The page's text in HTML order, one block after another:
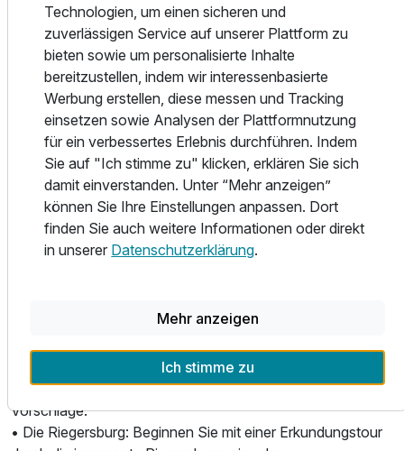
der Sonne verwöhnen, während Sie den Panoramablick
auf die umliegende Landschaft genießen.
Entdecken Sie die vielfältigen Freizeitmöglichkeiten in der
Umgebung, von Wanderungen durch die Weinberge bis hin
zu Besichtigungen historischer Sehenswürdigkeiten. Oder
entspannen Sie einfach in unserem Wellnessbereich und
lassen Sie sich bei einer wohltuenden Massage
verwöhnen.
Ob Sie einen romantischen Kurzurlaub zu zweit oder einen
erholsamen Familienurlaub in inspirierender Atmosphäre
herzlichen Gastfreundschaft verwöhnt.
Die Region um die Riegersburg bietet eine Fülle
anspannenden Ausflugsmöglichkeiten für Naturfreunde,
Kulturinteressierte und Genießer. Hier sind einige
Vorschläge:
• Die Riegersburg: Beginnen Sie mit einer Erkundungstour
Technologien, um einen sicheren und
zuverlässigen Service auf unserer Plattform zu
bieten sowie um personalisierte Inhalte
bereitzustellen, indem wir interessenbasierte
Werbung erstellen, diese messen und Tracking
einsetzen sowie Analysen der Plattformnutzung
für ein verbessertes Erlebnis durchführen. Indem
Sie auf "Ich stimme zu" klicken, erklären Sie sich
damit einverstanden. Unter “Mehr anzeigen”
können Sie Ihre Einstellungen anpassen. Dort
finden Sie auch weitere Informationen oder direkt
in unserer Datenschutzerklärung.
Mehr anzeigen
Ich stimme zu